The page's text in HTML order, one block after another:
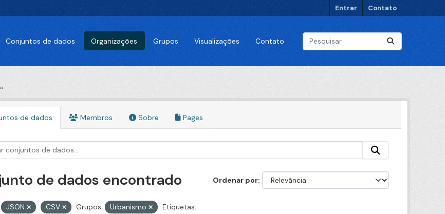
Entrar Contato
Conjuntos de dados Organizações Grupos Visualizações Contato
de dados Membros Sobre Pages
Ordenar por
de dados encontrado
JSON CSV Grupos: Urbanismo
Etiquetas: